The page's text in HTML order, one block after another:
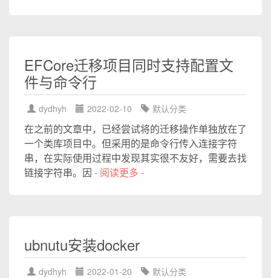
EFCore迁移项目同时支持配置文
件与命令行
dydhyh 2022-02-10 默认分类
在之前的文章中，已经尝试将的迁移操作单独放在了
一个类库项目中。但采用的是命令行传入连接字符
串，在实际使用过程中发现其实很不友好，需要去找
链接字符串。因 - 阅读更多 -
ubnutu安装docker
dydhyh 2022-01-20 默认分类